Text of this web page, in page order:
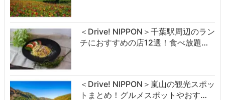
＜Drive! NIPPON＞千葉駅周辺のラン
チにおすすめの店12選！食べ放題…
＜Drive! NIPPON＞嵐山の観光スポッ
トまとめ！グルメスポットやおす…